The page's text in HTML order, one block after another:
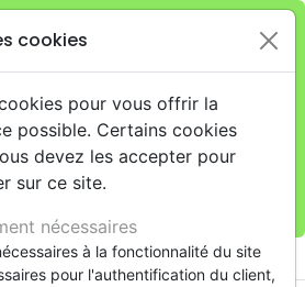
commande au 4, rue Audubon
de Lyon), Parisclose
ligne est limitée au retrait en
domicile, veuillez passer vos
La Maison de la Bible
shopping_cart
cookies
pour vous offrir la
possible. Certains cookies
devez les accepter pour
sur ce site.
nécessaires
à la fonctionnalité du site
pour l'authentification du client,